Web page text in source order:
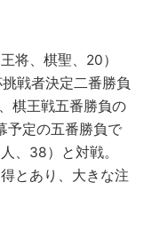
将、棋聖、20）
戦者決定二番勝負
棋王戦五番勝負の
予定の五番勝負で
、38）と対戦。
とあり、大きな注